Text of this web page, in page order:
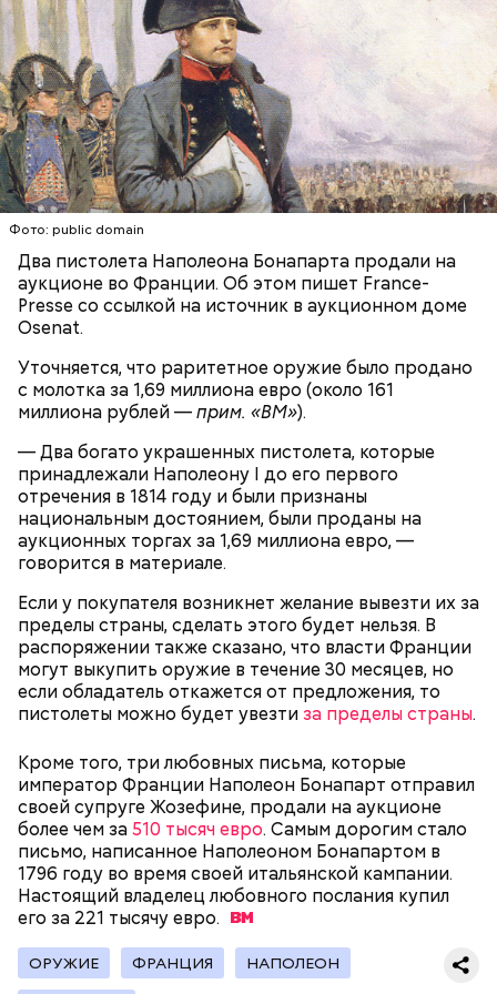
Фото: public domain
Два пистолета Наполеона Бонапарта продали на
аукционе во Франции. Об этом пишет France-
Presse со ссылкой на источник в аукционном доме
Osenat.
Уточняется, что раритетное оружие было продано
с молотка за 1,69 миллиона евро (около 161
миллиона рублей —прим. «ВМ»).
— Два богато украшенных пистолета, которые
принадлежали Наполеону I до его первого
отречения в 1814 году и были признаны
национальным достоянием, были проданы на
аукционных торгах за 1,69 миллиона евро, —
говорится в материале.
Если у покупателя возникнет желание вывезти их за
пределы страны, сделать этого будет нельзя. В
распоряжении также сказано, что власти Франции
могут выкупить оружие в течение 30 месяцев, но
если обладатель откажется от предложения, то
пистолеты можно будет увезтиза пределы страны.
Кроме того, три любовных письма, которые
император Франции Наполеон Бонапарт отправил
своей супруге Жозефине, продали на аукционе
более чем за510 тысяч евро. Самым дорогим стало
письмо, написанное Наполеоном Бонапартом в
1796 году во время своей итальянской кампании.
Настоящий владелец любовного послания купил
его за 221 тысячуевро.
ОРУЖИЕ ФРАНЦИЯ НАПОЛЕОН
Атака хищника: ихтиолог
объяснил, почему акулы
нападают на человека
Особенно опасно контактировать с водой, если вы
оказались в открытом море и получили порез или
ранку. Акула чувствует даже небольшое
количество крови на расстоянии до полутора
километров. Если вы поранились в воде, сразу же
выходите на берег.
— Хищник чувствует кровь, разведенную в
морской воде в пропорции один к миллиону, —
пояснил собеседник «ВМ».
Он также уточнил, что у человека крайне мало
шансов выжить, если он окажется на пути у акулы.
Ни один метод и способ защиты или обороны в
стрессовой ситуации не помогает, ведь у морского
обитателя больше преимуществ в воде как по
выносливости, так и по силе.
Экскурсовод отметил, что в заповеднике нет
могильников, техники и мертвых городов,
притягивающих сталкеров, как в украинской
Припяти. А на пожарную вышку, откуда можно
увидеть территорию чернобыльской станции,
подниматься запрещено. Зато есть выселенные
деревни — местный эксклюзив.
— Таких деревень много, их 95 в заповеднике. Это
вообще отдельный объект исследования, —
заметил он.
Свое несогласие с предыдущим спикером в личном
разговоре с корреспондентом «Вечерней Москвы»
высказал председатель Всероссийского общества
охраны природы Элмурод Расулмухамедов.
Эксперт предположил, что любая информация,
напоминающая о проблемах экологии и ядерной
угрозы, — основание лишний раз задуматься о том,
что физический мир не вечен и только в наших
силах сделать все, чтобы продлить жизнь себе и
окружающей нас природе:
— Почему-то все говорят о заговорах, забывая о
том, что проект этот более 70 лет назад был создан
лишь из гуманных побуждений. 1947 год — период,
когда мир приходил в себя после мировых войн,
страшных кровопролитных противостояний. И в
качестве напоминания о том, что ядерные
столкновения могут закончиться полным
уничтожением всего живого, были запущены эти
часы. И что бы сейчас ни говорили, они очень четко
и своевременно «реагировали» на актуальные
проблемы. Если даже у адептов этой концепции
есть коммерческие амбиции — это их право.
Главное, что они заставляют людей задуматься над
своим будущим и будущим человечества.
Также специалист отметил, что часы Судного дня
помогают больше людей привлечь к проблемам
глобального потепления, климатических изменений
и природных последствий войн.